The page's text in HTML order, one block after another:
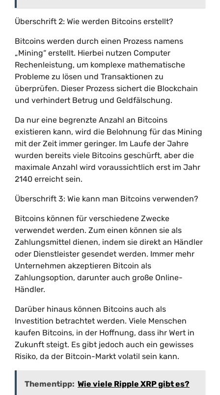
Überschrift 2: Wie werden Bitcoins erstellt?
Bitcoins werden durch einen Prozess namens
„Mining“ erstellt. Hierbei nutzen Computer
Rechenleistung, um komplexe mathematische
Probleme zu lösen und Transaktionen zu
überprüfen. Dieser Prozess sichert die Blockchain
und verhindert Betrug und Geldfälschung.
Da nur eine begrenzte Anzahl an Bitcoins
existieren kann, wird die Belohnung für das Mining
mit der Zeit immer geringer. Im Laufe der Jahre
wurden bereits viele Bitcoins geschürft, aber die
maximale Anzahl wird voraussichtlich erst im Jahr
2140 erreicht sein.
Überschrift 3: Wie kann man Bitcoins verwenden?
Bitcoins können für verschiedene Zwecke
verwendet werden. Zum einen können sie als
Zahlungsmittel dienen, indem sie direkt an Händler
oder Dienstleister gesendet werden. Immer mehr
Unternehmen akzeptieren Bitcoin als
Zahlungsoption, darunter auch große Online-
Händler.
Darüber hinaus können Bitcoins auch als
Investition betrachtet werden. Viele Menschen
kaufen Bitcoins, in der Hoffnung, dass ihr Wert in
Zukunft steigt. Es gibt jedoch auch ein gewisses
Risiko, da der Bitcoin-Markt volatil sein kann.
Thementipp: Wie viele Ripple XRP gibt es?